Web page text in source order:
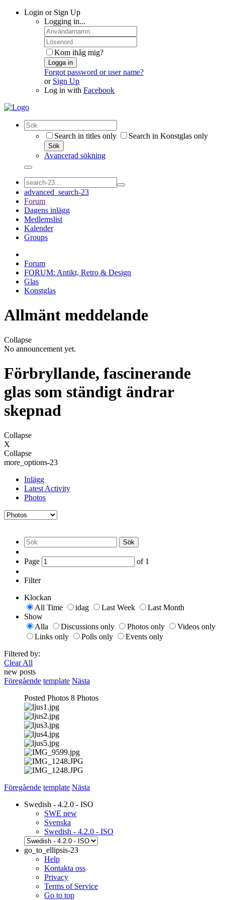
Login or Sign Up
Logging in...
Kom ihåg mig?
Logga in
Forgot password or user name?
or Sign Up
Log in with Facebook
Search in titles only Search in Konstglas only
Sök
Avancerad sökning
advanced_search-23
Forum
Dagens inlägg
Medlemslist
Kalender
Groups
Forum
FORUM: Antikt, Retro & Design
Glas
Konstglas
Allmänt meddelande
Collapse
No announcement yet.
Förbryllande, fascinerande
glas som ständigt ändrar
skepnad
Collapse
X
Collapse
more_options-23
Inlägg
Latest Activity
Photos
Sök
Page of 1
Filter
Klockan
All Time
idag Last Week
Last Month
Show
Alla
Discussions only Photos only
Videos only
Links only
Polls only
Events only
Filtered by:
Clear All
new posts
Föregående template Nästa
Posted Photos 8 Photos
Föregående template Nästa
Swedish - 4.2.0 - ISO
SWE new
Svenska
Swedish - 4.2.0 - ISO
go_to_ellipsis-23
Help
Kontakta oss
Privacy
Terms of Service
Go to top